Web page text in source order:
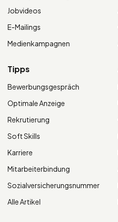
Jobvideos
E-Mailings
Medienkampagnen
Tipps
Bewerbungsgespräch
Optimale Anzeige
Rekrutierung
Soft Skills
Karriere
Mitarbeiterbindung
Sozialversicherungsnummer
Alle Artikel